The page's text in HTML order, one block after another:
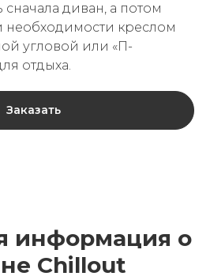
сначала диван, а потом
необходимости креслом
угловой или «П-
отдыха.
Заказать
информация о
Chillout